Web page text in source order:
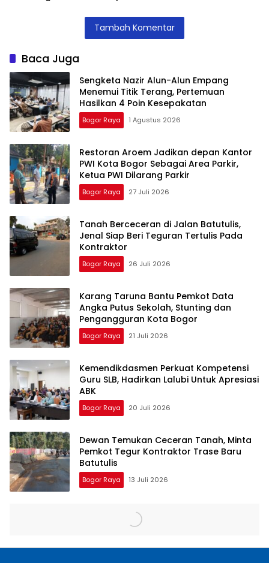
Lalubi Untuk
Apresiasi ABK
Trase Baru
Tambah Komentar
Baca Juga
Sengketa Nazir Alun-Alun Empang
Menemui Titik Terang, Pertemuan
Hasilkan 4 Poin Kesepakatan
Bogor Raya 1 Agustus 2026
Restoran Aroem Jadikan depan Kantor
PWI Kota Bogor Sebagai Area Parkir,
Ketua PWI Dilarang Parkir
Bogor Raya 27 Juli 2026
Tanah Berceceran di Jalan Batutulis,
Jenal Siap Beri Teguran Tertulis Pada
Kontraktor
Bogor Raya 26 Juli 2026
Karang Taruna Bantu Pemkot Data
Angka Putus Sekolah, Stunting dan
Pengangguran Kota Bogor
Bogor Raya 21 Juli 2026
Kemendikdasmen Perkuat Kompetensi
Guru SLB, Hadirkan Lalubi Untuk Apresiasi
ABK
Bogor Raya 20 Juli 2026
Dewan Temukan Ceceran Tanah, Minta
Pemkot Tegur Kontraktor Trase Baru
Batutulis
Bogor Raya 13 Juli 2026